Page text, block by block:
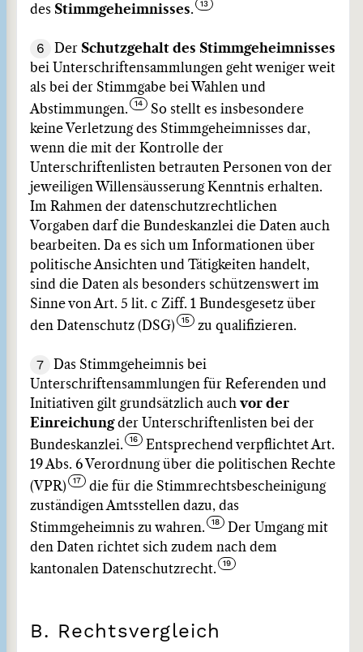
des Stimmgeheimnisses.
6 Der Schutzgehalt des Stimmgeheimnisses
bei Unterschriftensammlungen geht weniger weit
als bei der Stimmgabe bei Wahlen und
Abstimmungen.
So stellt es insbesondere
keine Verletzung des Stimmgeheimnisses dar,
wenn die mit der Kontrolle der
Unterschriftenlisten betrauten Personen von der
jeweiligen Willensäusserung Kenntnis erhalten.
Im Rahmen der datenschutzrechtlichen
Vorgaben darf die Bundeskanzlei die Daten auch
bearbeiten. Da es sich um Informationen über
politische Ansichten und Tätigkeiten handelt,
sind die Daten als besonders schützenswert im
Sinne von Art. 5 lit. c Ziff. 1 Bundesgesetz über
den Datenschutz (DSG)
zu qualifizieren.
7
Das Stimmgeheimnis bei
Unterschriftensammlungen für Referenden und
Initiativen gilt grundsätzlich auch vor der
Einreichungder Unterschriftenlisten bei der
Bundeskanzlei.
Entsprechend verpflichtet Art.
19 Abs. 6 Verordnung über die politischen Rechte
(VPR)
die für die Stimmrechtsbescheinigung
zuständigen Amtsstellen dazu, das
Stimmgeheimnis zu wahren.
Der Umgang mit
den Daten richtet sich zudem nach dem
kantonalen Datenschutzrecht.
B. Rechtsvergleich